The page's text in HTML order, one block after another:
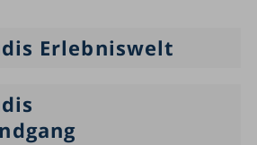
Erlebniswelt